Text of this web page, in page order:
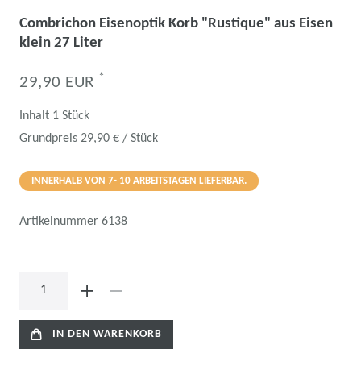
Combrichon Eisenoptik Korb "Rustique" aus Eisen
klein 27 Liter
29,90 EUR *
Inhalt 1 Stück
Grundpreis 29,90 € / Stück
INNERHALB VON 7- 10 ARBEITSTAGEN LIEFERBAR.
Artikelnummer 6138
IN DEN WARENKORB